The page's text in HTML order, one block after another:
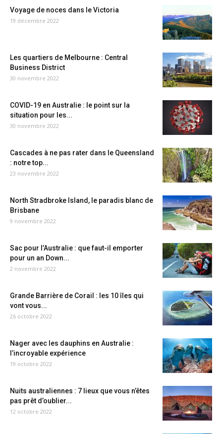
Voyage de noces dans le Victoria
19 décembre 2022
Les quartiers de Melbourne : Central
Business District
30 novembre 2022
COVID-19 en Australie : le point sur la
situation pour les...
30 novembre 2022
Cascades à ne pas rater dans le Queensland
: notre top...
23 novembre 2022
North Stradbroke Island, le paradis blanc de
Brisbane
9 novembre 2022
Sac pour l’Australie : que faut-il emporter
pour un an Down...
2 novembre 2022
Grande Barrière de Corail : les 10 îles qui
vont vous...
26 octobre 2022
Nager avec les dauphins en Australie :
l’incroyable expérience
19 octobre 2022
Nuits australiennes : 7 lieux que vous n’êtes
pas prêt d’oublier...
12 octobre 2022